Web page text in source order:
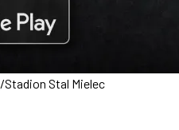
/Stadion Stal Mielec